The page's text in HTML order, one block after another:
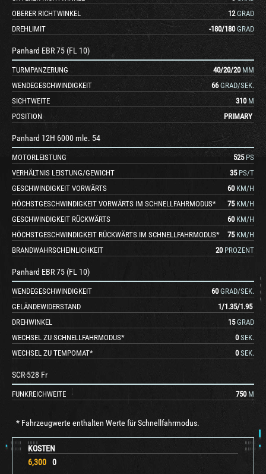
KOSTEN
6,300
0
OBERER RICHTWINKEL
12 GRAD
DREHLIMIT
-180/180 GRAD
Panhard EBR 75 (FL 10)
TURMPANZERUNG 40/20/20 MM
WENDEGESCHWINDIGKEIT
66 GRAD/SEK.
SICHTWEITE
310 M
POSITION
PRIMARY
Panhard 12H 6000 mle. 54
MOTORLEISTUNG 525 PS
VERHÄLTNIS LEISTUNG/GEWICHT
35 PS/T
GESCHWINDIGKEIT VORWÄRTS
60 KM/H
HÖCHSTGESCHWINDIGKEIT VORWÄRTS IM SCHNELLFAHRMODUS*
75 KM/H
GESCHWINDIGKEIT RÜCKWÄRTS
60 KM/H
HÖCHSTGESCHWINDIGKEIT RÜCKWÄRTS IM SCHNELLFAHRMODUS*
75 KM/H
BRANDWAHRSCHEINLICHKEIT
20 PROZENT
Panhard EBR 75 (FL 10)
WENDEGESCHWINDIGKEIT 60 GRAD/SEK.
GELÄNDEWIDERSTAND
1/1.35/1.95
DREHWINKEL
15 GRAD
WECHSEL ZU SCHNELLFAHRMODUS*
0 SEK.
WECHSEL ZU TEMPOMAT*
0 SEK.
SCR-528 Fr
FUNKREICHWEITE 750 M
* Fahrzeugwerte enthalten Werte für Schnellfahrmodus.